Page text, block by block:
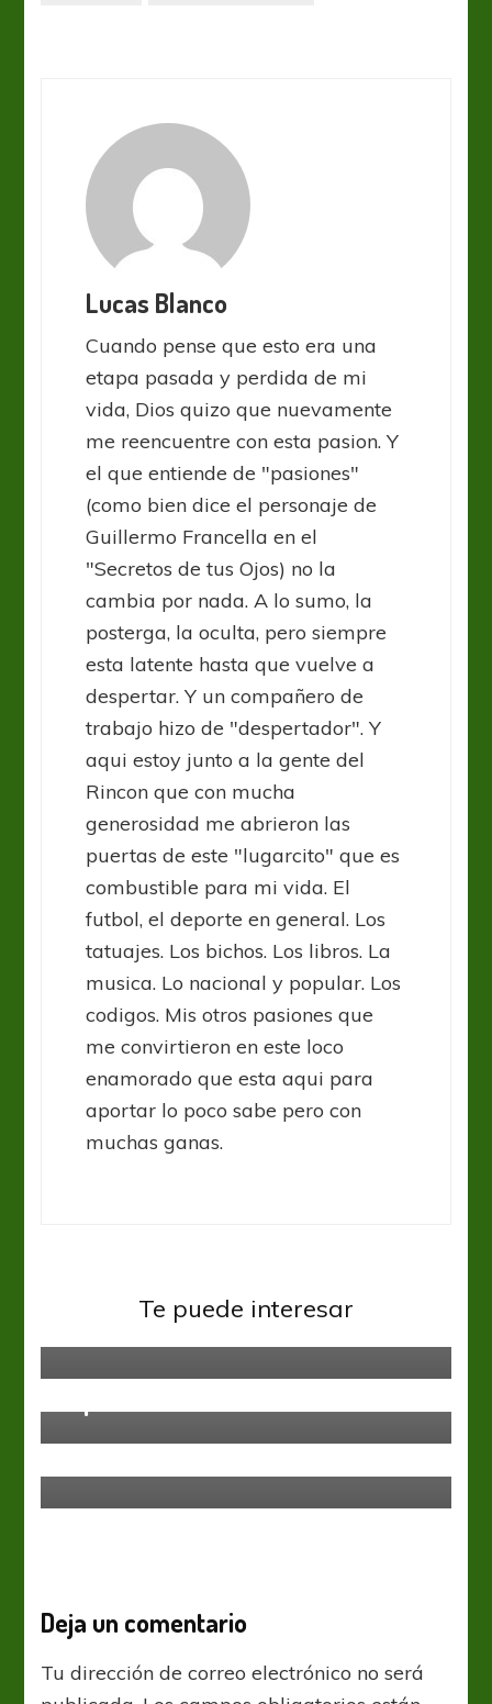
Lucas Blanco
Cuando pense que esto era una
etapa pasada y perdida de mi
vida, Dios quizo que nuevamente
me reencuentre con esta pasion. Y
el que entiende de "pasiones"
(como bien dice el personaje de
Guillermo Francella en el
"Secretos de tus Ojos) no la
cambia por nada. A lo sumo, la
posterga, la oculta, pero siempre
esta latente hasta que vuelve a
despertar. Y un compañero de
trabajo hizo de "despertador". Y
aqui estoy junto a la gente del
Rincon que con mucha
generosidad me abrieron las
puertas de este "lugarcito" que es
combustible para mi vida. El
futbol, el deporte en general. Los
tatuajes. Los bichos. Los libros. La
musica. Lo nacional y popular. Los
codigos. Mis otros pasiones que
me convirtieron en este loco
enamorado que esta aqui para
aportar lo poco sabe pero con
muchas ganas.
Te puede interesar
Pascal Zuberbühler, el arquero que
Deja un comentario
Tu dirección de correo electrónico no será